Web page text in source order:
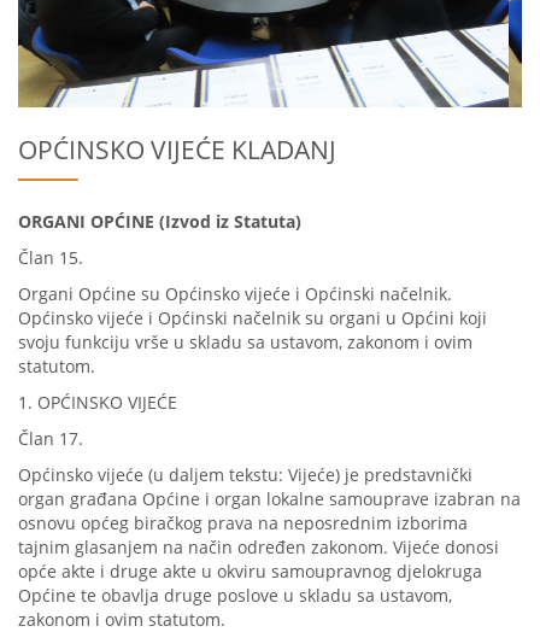
OPĆINSKO VIJEĆE KLADANJ
ORGANI OPĆINE (Izvod iz Statuta)
Član 15.
Organi Općine su Općinsko vijeće i Općinski načelnik.
Općinsko vijeće i Općinski načelnik su organi u Općini koji
svoju funkciju vrše u skladu sa ustavom, zakonom i ovim
statutom.
1. OPĆINSKO VIJEĆE
Član 17.
Općinsko vijeće (u daljem tekstu: Vijeće) je predstavnički
organ građana Općine i organ lokalne samouprave izabran na
osnovu općeg biračkog prava na neposrednim izborima
tajnim glasanjem na način određen zakonom. Vijeće donosi
opće akte i druge akte u okviru samoupravnog djelokruga
Općine te obavlja druge poslove u skladu sa ustavom,
zakonom i ovim statutom.